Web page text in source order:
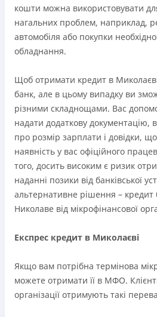
Вся інформація про кредит
ОТРИМАТИ ПОЗИКУ
лімітом значно більшим за
Безкоштовне зняття кредитних
безконтактному банкоматі
кількість необмежена)
на будь-яку картку іншого
здійснюється миттєво через
Максимальний кредитний
оформленні картки (до 50 000
доході)
Зручний додаток для
платіжною карткою та
необхідності спілкуватися з
Строк користування
при вчасному обслуговуванні
Можна використовувати ліміт
Недоліки
Нема програми лояльності для
Нема кредиту для юросіб (ФОП)
кошти можна використовувати
нагальних проблем, наприклад,
автомобіля або покупки
обладнання.
Щоб отримати кредит в
банк, але в цьому випадку ви
різними складнощами. Вас
надати додаткову
про розмір зарплати і довідки,
наявність у вас офіційного
того, досить високим є ризик
наданні позики від банківської
альтернативне рішення – кредит
Николаве від мікрофінансової
Експрес кредит в Миколаєві
Якщо вам потрібна термінова
можете отримати її в МФО.
організації отримують такі